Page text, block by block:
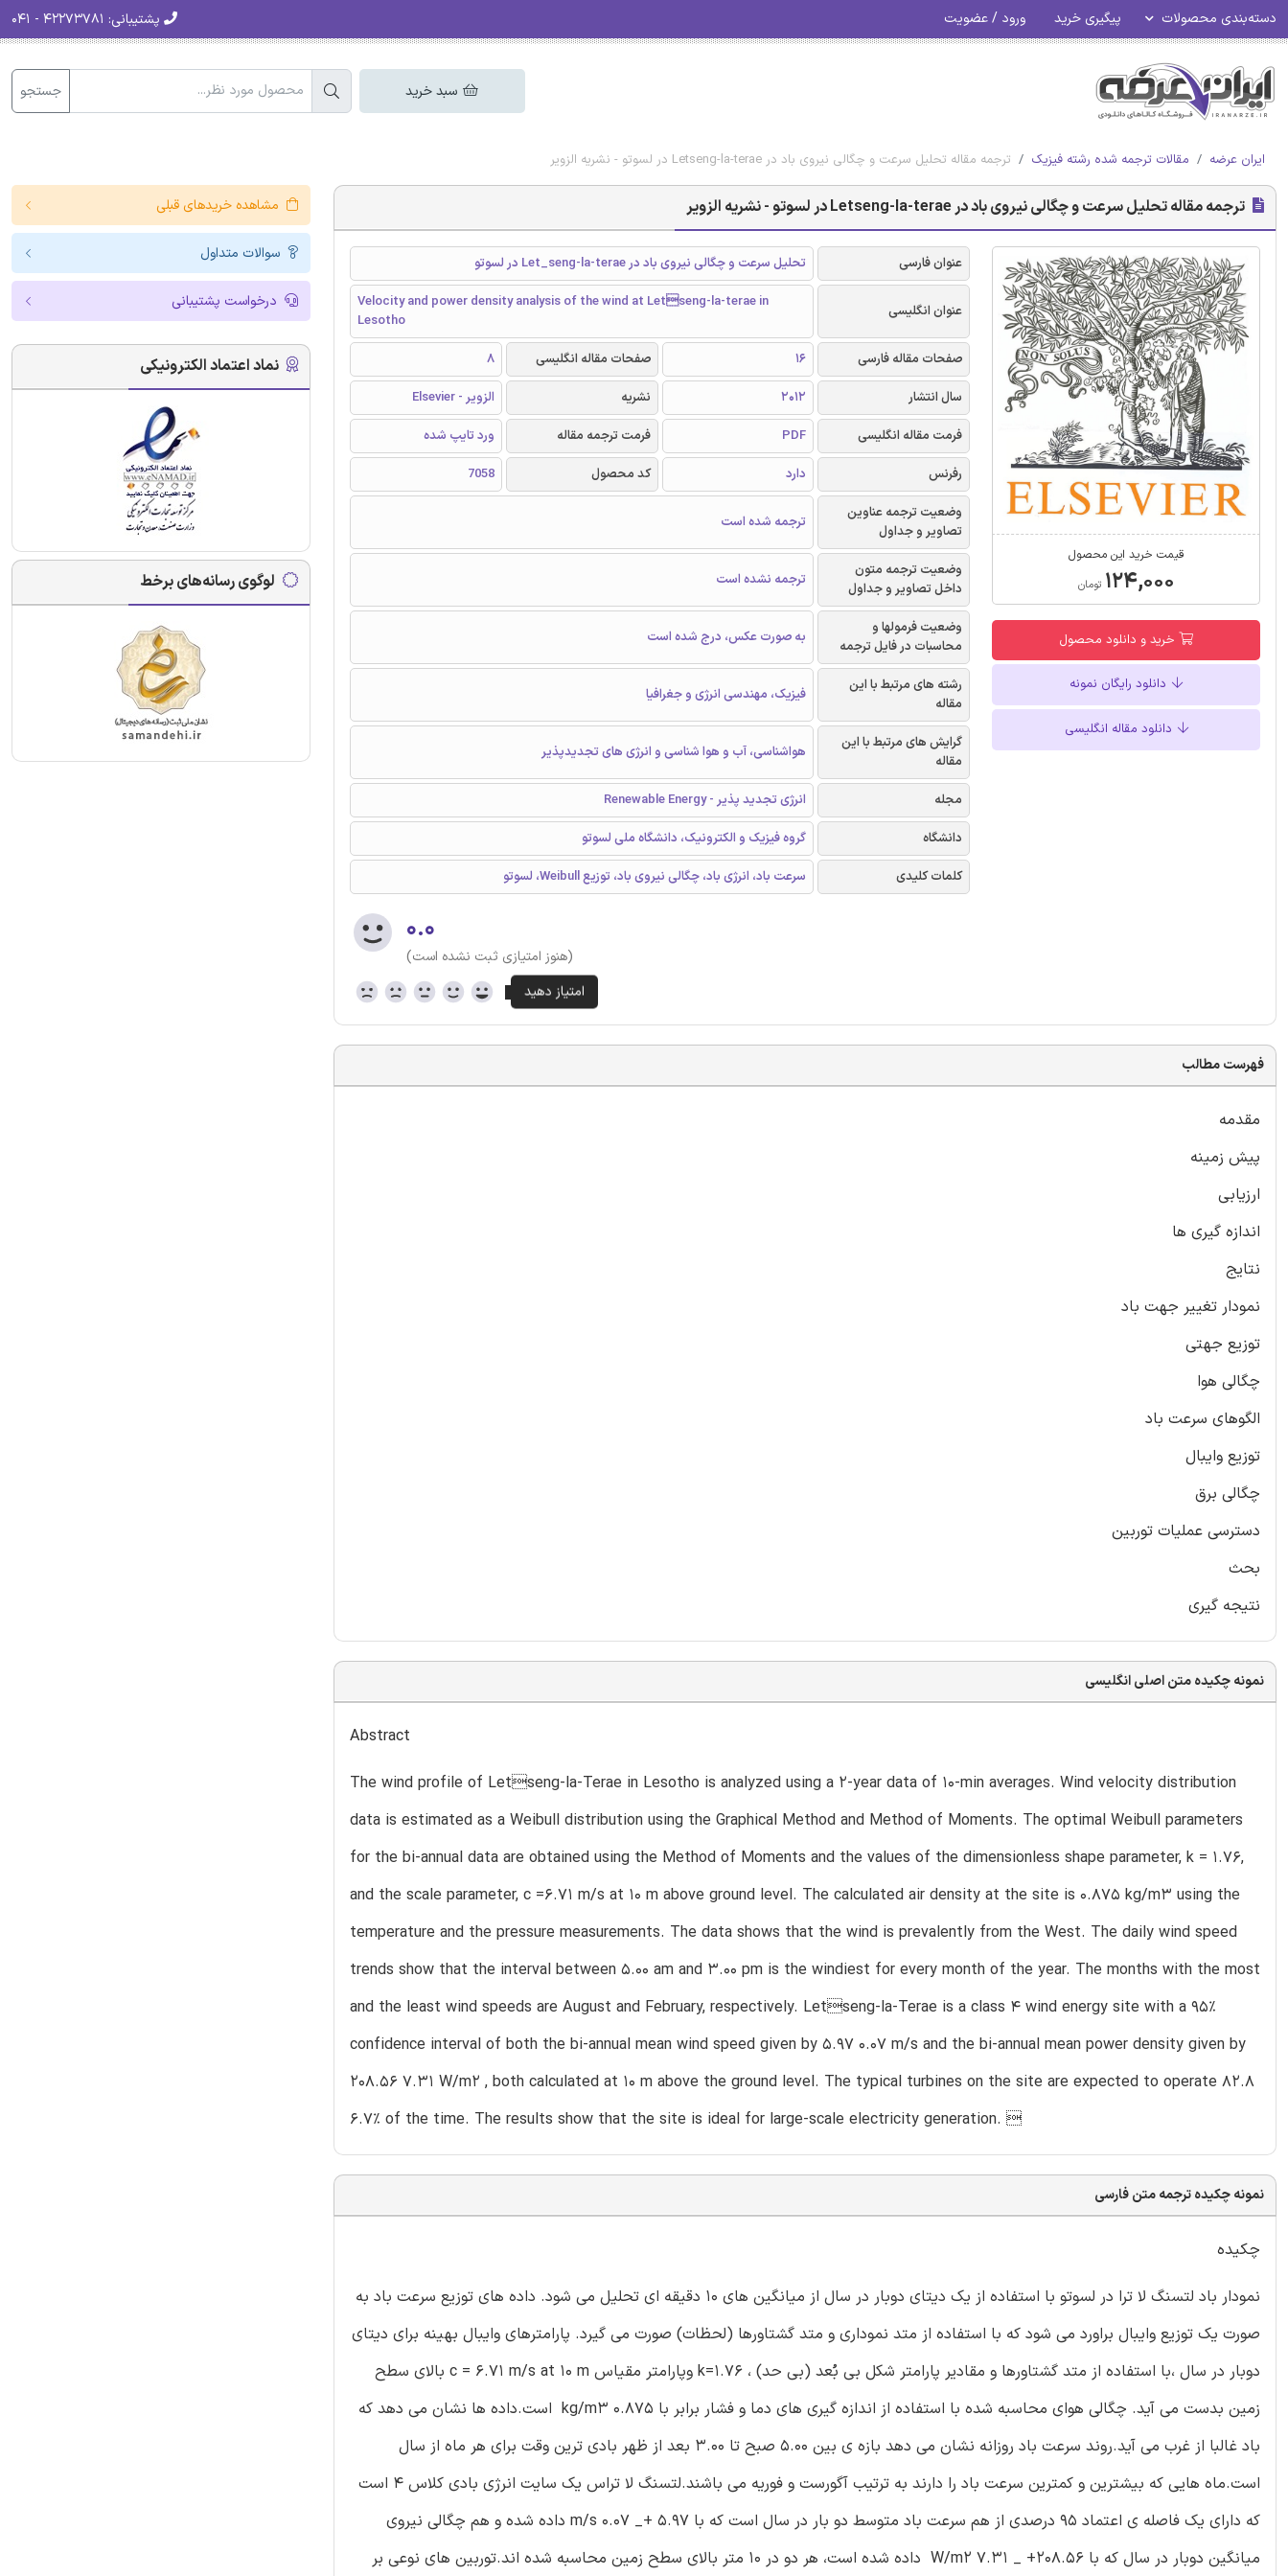
دسته‌بندی محصولات پیگیری خرید ورود / عضویت پشتیبانی:
سبد خرید جستجو
ایران عرضه مقالات ترجمه شده رشته فیزیک ترجمه مقاله تحلیل سرعت و چگالی نیروی باد در Letseng-la-terae در لسوتو - نشریه الزویر
ترجمه مقاله تحلیل سرعت و چگالی نیروی باد در Letseng-la-terae در لسوتو - نشریه الزویر
قیمت خرید این محصول
۱۲۴,۰۰۰ تومان
خرید و دانلود محصول
دانلود رایگان نمونه
دانلود مقاله انگلیسی
عنوان فارسی تحلیل سرعت و چگالی نیروی باد در Let_seng-la-terae در لسوتو
عنوان انگلیسی
Velocity and power density analysis of the wind at Letseng-la-terae in
Lesotho
صفحات مقاله فارسی
16 صفحات مقاله انگلیسی
8
سال انتشار
2012 نشریه
الزویر - Elsevier
فرمت مقاله انگلیسی
PDF فرمت ترجمه مقاله
ورد تایپ شده
رفرنس
دارد کد محصول
7058
وضعیت ترجمه عناوین
تصاویر و جداول
ترجمه شده است
وضعیت ترجمه متون
داخل تصاویر و جداول
ترجمه نشده است
وضعیت فرمولها و
محاسبات در فایل ترجمه
به صورت عکس، درج شده است
رشته های مرتبط با این
مقاله
فیزیک، مهندسی انرژی و جغرافیا
گرایش های مرتبط با این
مقاله
هواشناسی، آب و هوا شناسی و انرژی های تجدیدپذیر
مجله
انرژی تجدید پذیر - Renewable Energy
دانشگاه
گروه فیزیک و الکترونیک، دانشگاه ملی لسوتو
کلمات کلیدی
سرعت باد، انرژی باد، چگالی نیروی باد، توزیع Weibull، لسوتو
۰.۰
(هنوز امتیازی ثبت نشده است)
فهرست مطالب
مقدمه
پیش زمینه
ارزیابی
اندازه گیری ها
نتایج
نمودار تغییر جهت باد
توزیع جهتی
چگالی هوا
الگوهای سرعت باد
توزیع وایبال
چگالی برق
دسترسی عملیات توربین
بحث
نتیجه گیری
نمونه چکیده متن اصلی انگلیسی
Abstract
The wind profile of Letseng-la-Terae in Lesotho is analyzed using a 2-year data of 10-min averages. Wind velocity distribution
data is estimated as a Weibull distribution using the Graphical Method and Method of Moments. The optimal Weibull parameters
for the bi-annual data are obtained using the Method of Moments and the values of the dimensionless shape parameter, k = 1.76,
and the scale parameter, c =6.71 m/s at 10 m above ground level. The calculated air density at the site is 0.875 kg/m3 using the
temperature and the pressure measurements. The data shows that the wind is prevalently from the West. The daily wind speed
trends show that the interval between 5.00 am and 3.00 pm is the windiest for every month of the year. The months with the most
and the least wind speeds are August and February, respectively. Letseng-la-Terae is a class 4 wind energy site with a 95%
confidence interval of both the bi-annual mean wind speed given by 5.97 0.07 m/s and the bi-annual mean power density given by
208.56 7.31 W/m2 , both calculated at 10 m above the ground level. The typical turbines on the site are expected to operate 82.8
6.7% of the time. The results show that the site is ideal for large-scale electricity generation. 
نمونه چکیده ترجمه متن فارسی
چکیده
نمودار باد لتسنگ لا ترا در لسوتو با استفاده از یک دیتای دوبار در سال از میانگین های 10 دقیقه ای تحلیل می شود. داده های توزیع سرعت باد به
صورت یک توزیع وایبال براورد می شود که با استفاده از متد نموداری و متد گشتاورها (لحظات) صورت می گیرد. پارامترهای وایبال بهینه برای دیتای
دوبار در سال ،با استفاده از متد گشتاورها و مقادیر پارامتر شکل بی بُعد (بی حد) ، k=1.76 وپارامتر مقیاس c = 6.71 m/s at 10 m بالای سطح
زمین بدست می آید. چگالی هوای محاسبه شده با استفاده از اندازه گیری های دما و فشار برابر با 0.875 kg/m3 است.داده ها نشان می دهد که
باد غالبا از غرب می آید.روند سرعت باد روزانه نشان می دهد بازه ی بین 5.00 صبح تا 3.00 بعد از ظهر بادی ترین وقت برای هر ماه از سال
است.ماه هایی که بیشترین و کمترین سرعت باد را دارند به ترتیب آگورست و فوریه می باشند.لتسنگ لا تراس یک سایت انرژی بادی کلاس 4 است
که دارای یک فاصله ی اعتماد 95 درصدی از هم سرعت باد متوسط دو بار در سال است که با 5.97 +_ 0.07 m/s داده شده و هم چگالی نیروی
میانگین دوبار در سال که با 208.56+ _ 7.31 W/m2 داده شده است، هر دو در 10 متر بالای سطح زمین محاسبه شده اند.توربین های نوعی بر
مشاهده خریدهای قبلی
سوالات متداول
درخواست پشتیبانی
نماد اعتماد الکترونیکی
لوگوی رسانه‌های برخط